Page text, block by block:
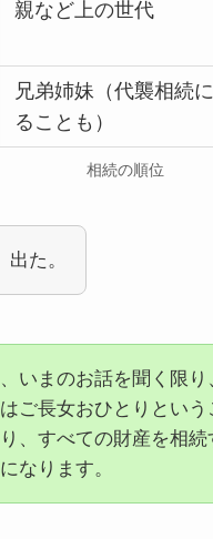
親など上の世代
兄弟姉妹（代襲相続
ることも）
相続の順位
出た。
いまのお話を聞く限り
ご長女おひとりという
、すべての財産を相続
なります。